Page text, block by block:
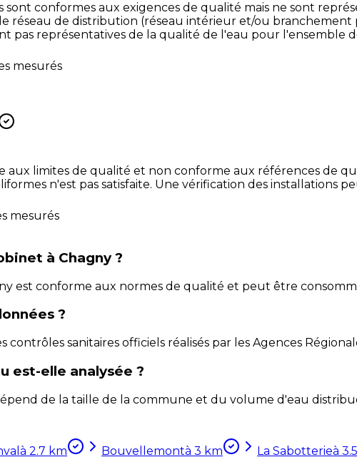
sont conformes aux exigences de qualité mais ne sont
réseau de distribution (réseau intérieur et/ou
pas représentatives de la qualité de l'eau pour l'ensemble
mesurés
aux limites de qualité et non conforme aux références de
n'est pas satisfaite. Une vérification des installations
mesurés
à Chagny ?
est conforme aux normes de qualité et peut être
?
sanitaires officiels réalisés par les Agences
est-elle analysée ?
de la taille de la commune et du volume d'eau
à 2.7 km Bouvellemontà 3 km La Sabotterieà 3.5